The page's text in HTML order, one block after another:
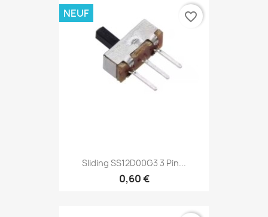
Sliding SS12D00G3 3 Pin...
0,60 €
NEUF favorite_border